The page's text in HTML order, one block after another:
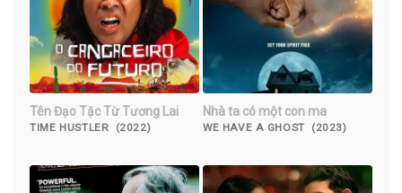
Tên Đạo Tặc Từ Tương Lai
TIME HUSTLER (2022)
Nhà ta có một con ma
WE HAVE A GHOST (2023)